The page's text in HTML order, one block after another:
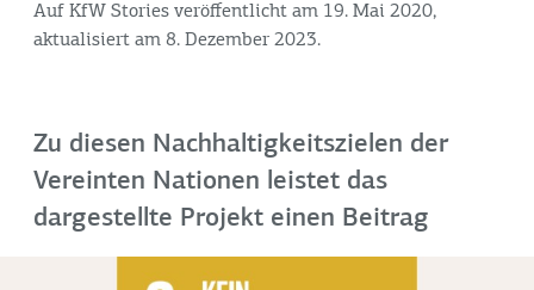
Auf KfW Stories veröffentlicht am 19. Mai 2020,
aktualisiert am 8. Dezember 2023.
Zu diesen Nachhaltigkeitszielen der
Vereinten Nationen leistet das
dargestellte Projekt einen Beitrag